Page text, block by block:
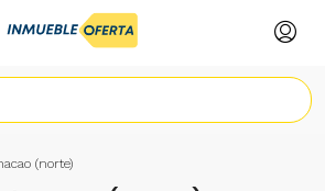
(norte)